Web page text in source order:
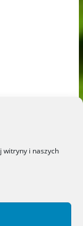
witryny i naszych